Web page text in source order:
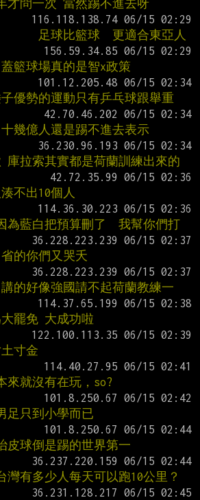
才問一次 當然踢不進去呀
足球比籃球  更適合東亞人
籃球場真的是智x政策
優勢的運動只有乒乓球跟舉重
幾億人還是踢不進去表示
拉索其實都是荷蘭訓練出來的
不出10個人
為藍白把預算刪了  我幫你們打
的你們又哭夭
的好像強國請不起荷蘭教練一
罷免 大成功啦
寸金
來就沒有在玩，so?
足只到小學而已
皮球倒是踢的世界第一
有多少人每天可以跑10公里？